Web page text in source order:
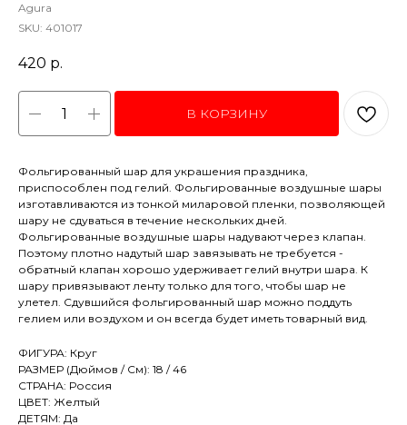
Agura
SKU: 401017
420 р.
В КОРЗИНУ
Фольгированный шар для украшения праздника,
приспособлен под гелий. Фольгированные воздушные шары
изготавливаются из тонкой миларовой пленки, позволяющей
шару не сдуваться в течение нескольких дней.
Фольгированные воздушные шары надувают через клапан.
Поэтому плотно надутый шар завязывать не требуется -
обратный клапан хорошо удерживает гелий внутри шара. К
шару привязывают ленту только для того, чтобы шар не
улетел. Сдувшийся фольгированный шар можно поддуть
гелием или воздухом и он всегда будет иметь товарный вид.
ФИГУРА: Круг
РАЗМЕР (Дюймов / См): 18 / 46
СТРАНА: Россия
ЦВЕТ: Желтый
ДЕТЯМ: Да